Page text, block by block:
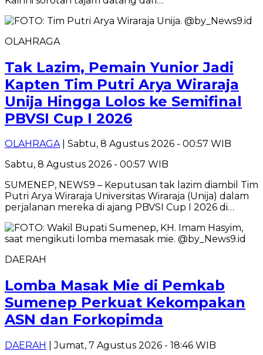
OLAHRAGA
Tak Lazim, Pemain Yunior Jadi
Kapten Tim Putri Arya Wiraraja
Unija Hingga Lolos ke Semifinal
PBVSI Cup I 2026
OLAHRAGA| Sabtu, 8 Agustus 2026 - 00:57 WIB
Sabtu, 8 Agustus 2026 - 00:57 WIB
SUMENEP, NEWS9 – Keputusan tak lazim diambil Tim
Putri Arya Wiraraja Universitas Wiraraja (Unija) dalam
perjalanan mereka di ajang PBVSI Cup I 2026 di…
DAERAH
Lomba Masak Mie di Pemkab
Sumenep Perkuat Kekompakan
ASN dan Forkopimda
DAERAH
| Jumat, 7 Agustus 2026 - 18:46 WIB